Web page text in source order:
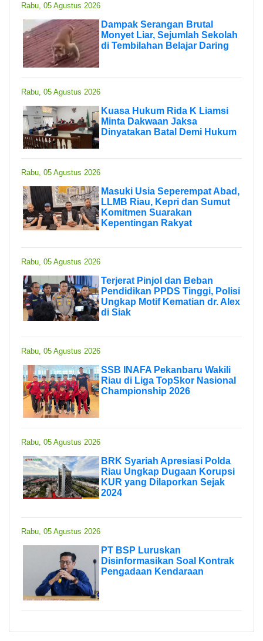
Rabu, 05 Agustus 2026
Dampak Serangan Brutal
Monyet Liar, Sejumlah Sekolah
di Tembilahan Belajar Daring
Rabu, 05 Agustus 2026
Kuasa Hukum Rida K Liamsi
Minta Dakwaan Jaksa
Dinyatakan Batal Demi Hukum
Rabu, 05 Agustus 2026
Masuki Usia Seperempat Abad,
LLMB Riau, Kepri dan Sumut
Komitmen Suarakan
Kepentingan Rakyat
Rabu, 05 Agustus 2026
Terjerat Pinjol dan Beban
Pendidikan PPDS Tinggi, Polisi
Ungkap Motif Kematian dr. Alex
di Siak
Rabu, 05 Agustus 2026
SSB INAFA Pekanbaru Wakili
Riau di Liga TopSkor Nasional
Championship 2026
Rabu, 05 Agustus 2026
BRK Syariah Apresiasi Polda
Riau Ungkap Dugaan Korupsi
KUR yang Dilaporkan Sejak
2024
Rabu, 05 Agustus 2026
PT BSP Luruskan
Disinformasikan Soal Kontrak
Pengadaan Kendaraan